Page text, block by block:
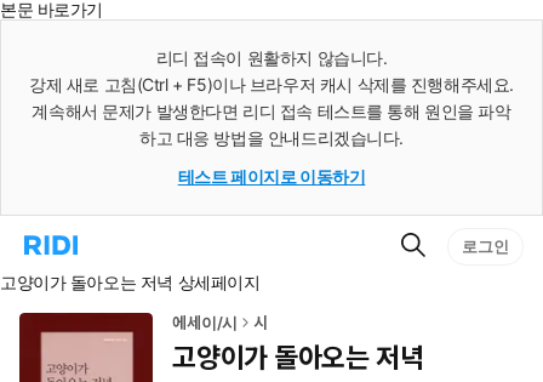
본문 바로가기
리디 접속이 원활하지 않습니다.
강제 새로 고침(Ctrl + F5)이나 브라우저 캐시 삭제를 진행해주세요.
계속해서 문제가 발생한다면 리디 접속 테스트를 통해 원인을 파악
하고 대응 방법을 안내드리겠습니다.
테스트 페이지로 이동하기
리
홈
로
검
로그인
고양이가 돌아오는 저녁 상세페이지
에세이/시 시
고양이가 돌아오는 저녁